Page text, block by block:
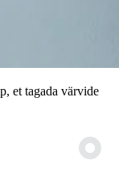
et tagada värvide